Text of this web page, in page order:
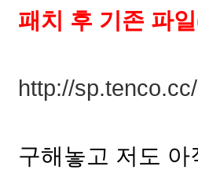
패치 후 기존 파
http://
구해놓고 저도